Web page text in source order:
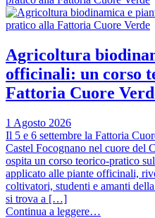
Agricoltura
officinali: un corso
Fattoria Cuore
1 Agosto 2026
Il 5 e 6 settembre la Fattoria
Castel Focognano nel cuore del
ospita un corso teorico-pratico
applicato alle piante officinali,
coltivatori, studenti e amanti
si trova a […]
Continua a leggere…